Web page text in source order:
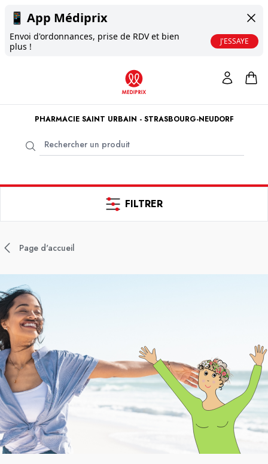
📱 App Médiprix
Envoi d'ordonnances, prise de RDV et bien
plus !
J'ESSAYE
PHARMACIE SAINT URBAIN - STRASBOURG-NEUDORF
FILTRER
Page d'accueil